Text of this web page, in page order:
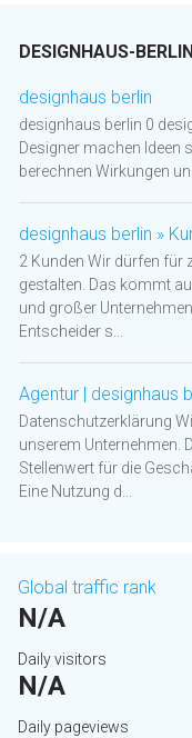
DESIGNHAUS-
designhaus berlin
designhaus berlin 0
Designer machen Ideen
berechnen Wirkungen
designhaus berlin »
2 Kunden Wir dürfen für
gestalten. Das kommt
und großer
Entscheider s...
Agentur | designhaus
Datenschutzerklärung
unserem Unternehmen.
Stellenwert für die
Eine Nutzung d...
Global traffic rank
N/A
Daily visitors
N/A
Daily pageviews